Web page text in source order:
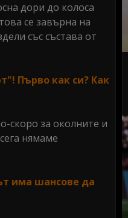
дори до колоса
се завърна на
със състава от
Първо как си? Как
скоро за околните и
нямаме
има шансове да